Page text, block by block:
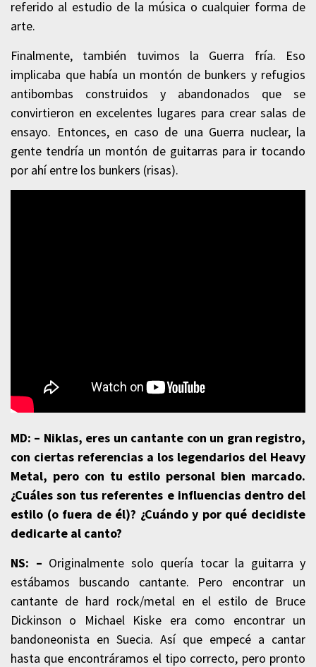
referido al estudio de la música o cualquier forma de
arte.
Finalmente, también tuvimos la Guerra fría. Eso
implicaba que había un montón de bunkers y refugios
antibombas construidos y abandonados que se
convirtieron en excelentes lugares para crear salas de
ensayo. Entonces, en caso de una Guerra nuclear, la
gente tendría un montón de guitarras para ir tocando
por ahí entre los bunkers (risas).
MD: – Niklas, eres un cantante con un gran registro,
con ciertas referencias a los legendarios del Heavy
Metal, pero con tu estilo personal bien marcado.
¿Cuáles son tus referentes e influencias dentro del
estilo (o fuera de él)? ¿Cuándo y por qué decidiste
dedicarte al canto?
NS: – Originalmente solo quería tocar la guitarra y
estábamos buscando cantante. Pero encontrar un
cantante de hard rock/metal en el estilo de Bruce
Dickinson o Michael Kiske era como encontrar un
bandoneonista en Suecia. Así que empecé a cantar
hasta que encontráramos el tipo correcto, pero pronto